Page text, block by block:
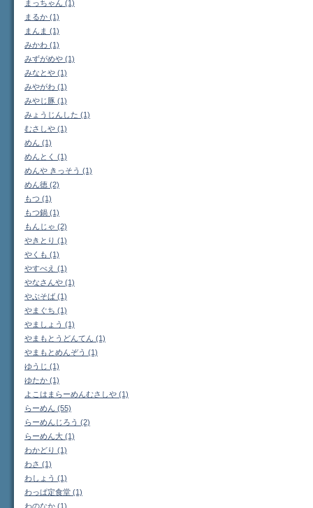
まっちゃん (1)
まるか (1)
まんま (1)
みかわ (1)
みずがめや (1)
みなとや (1)
みやがわ (1)
みやじ豚 (1)
みょうじんした (1)
むさしや (1)
めん (1)
めんとく (1)
めんや きっそう (1)
めん徳 (2)
もつ (1)
もつ鍋 (1)
もんじゃ (2)
やきとり (1)
やくも (1)
やすべえ (1)
やなさんや (1)
やぶそば (1)
やまぐち (1)
やましょう (1)
やまもとうどんてん (1)
やまもとめんぞう (1)
ゆうじ (1)
ゆたか (1)
よこはまらーめんむさしや (1)
らーめん (55)
らーめんじろう (2)
らーめん大 (1)
わかどり (1)
わさ (1)
わしょう (1)
わっぱ定食堂 (1)
わのなか (1)